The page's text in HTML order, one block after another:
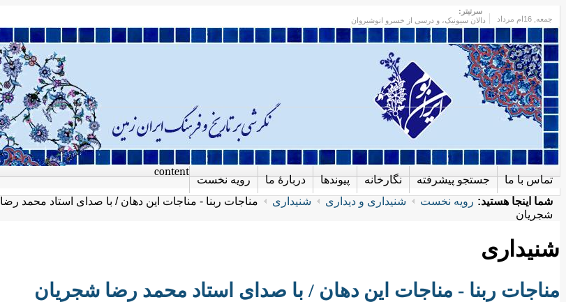
جمعه
سرتیتر:
دالان سیونیک، و درسی از خسرو انوشیروان
رویه نخست دربارهٔ ما پیوندها نگارخانه جستجو پیشرفته تماس با ما
content
شما اینجا هستید: رویه نخست شنیداری و دیداری شنیداری
مناجات ربنا - مناجات این دهان / با صدای استاد محمد رضا
شجریان
شنیداری
مناجات ربنا - مناجات این دهان / با صدای استاد محمد رضا شجریان